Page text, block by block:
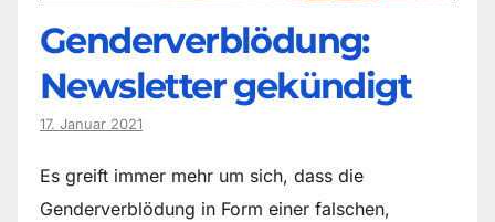
Genderverblödung:
Newsletter gekündigt
17. Januar 2021
Es greift immer mehr um sich, dass die
Genderverblödung in Form einer falschen,